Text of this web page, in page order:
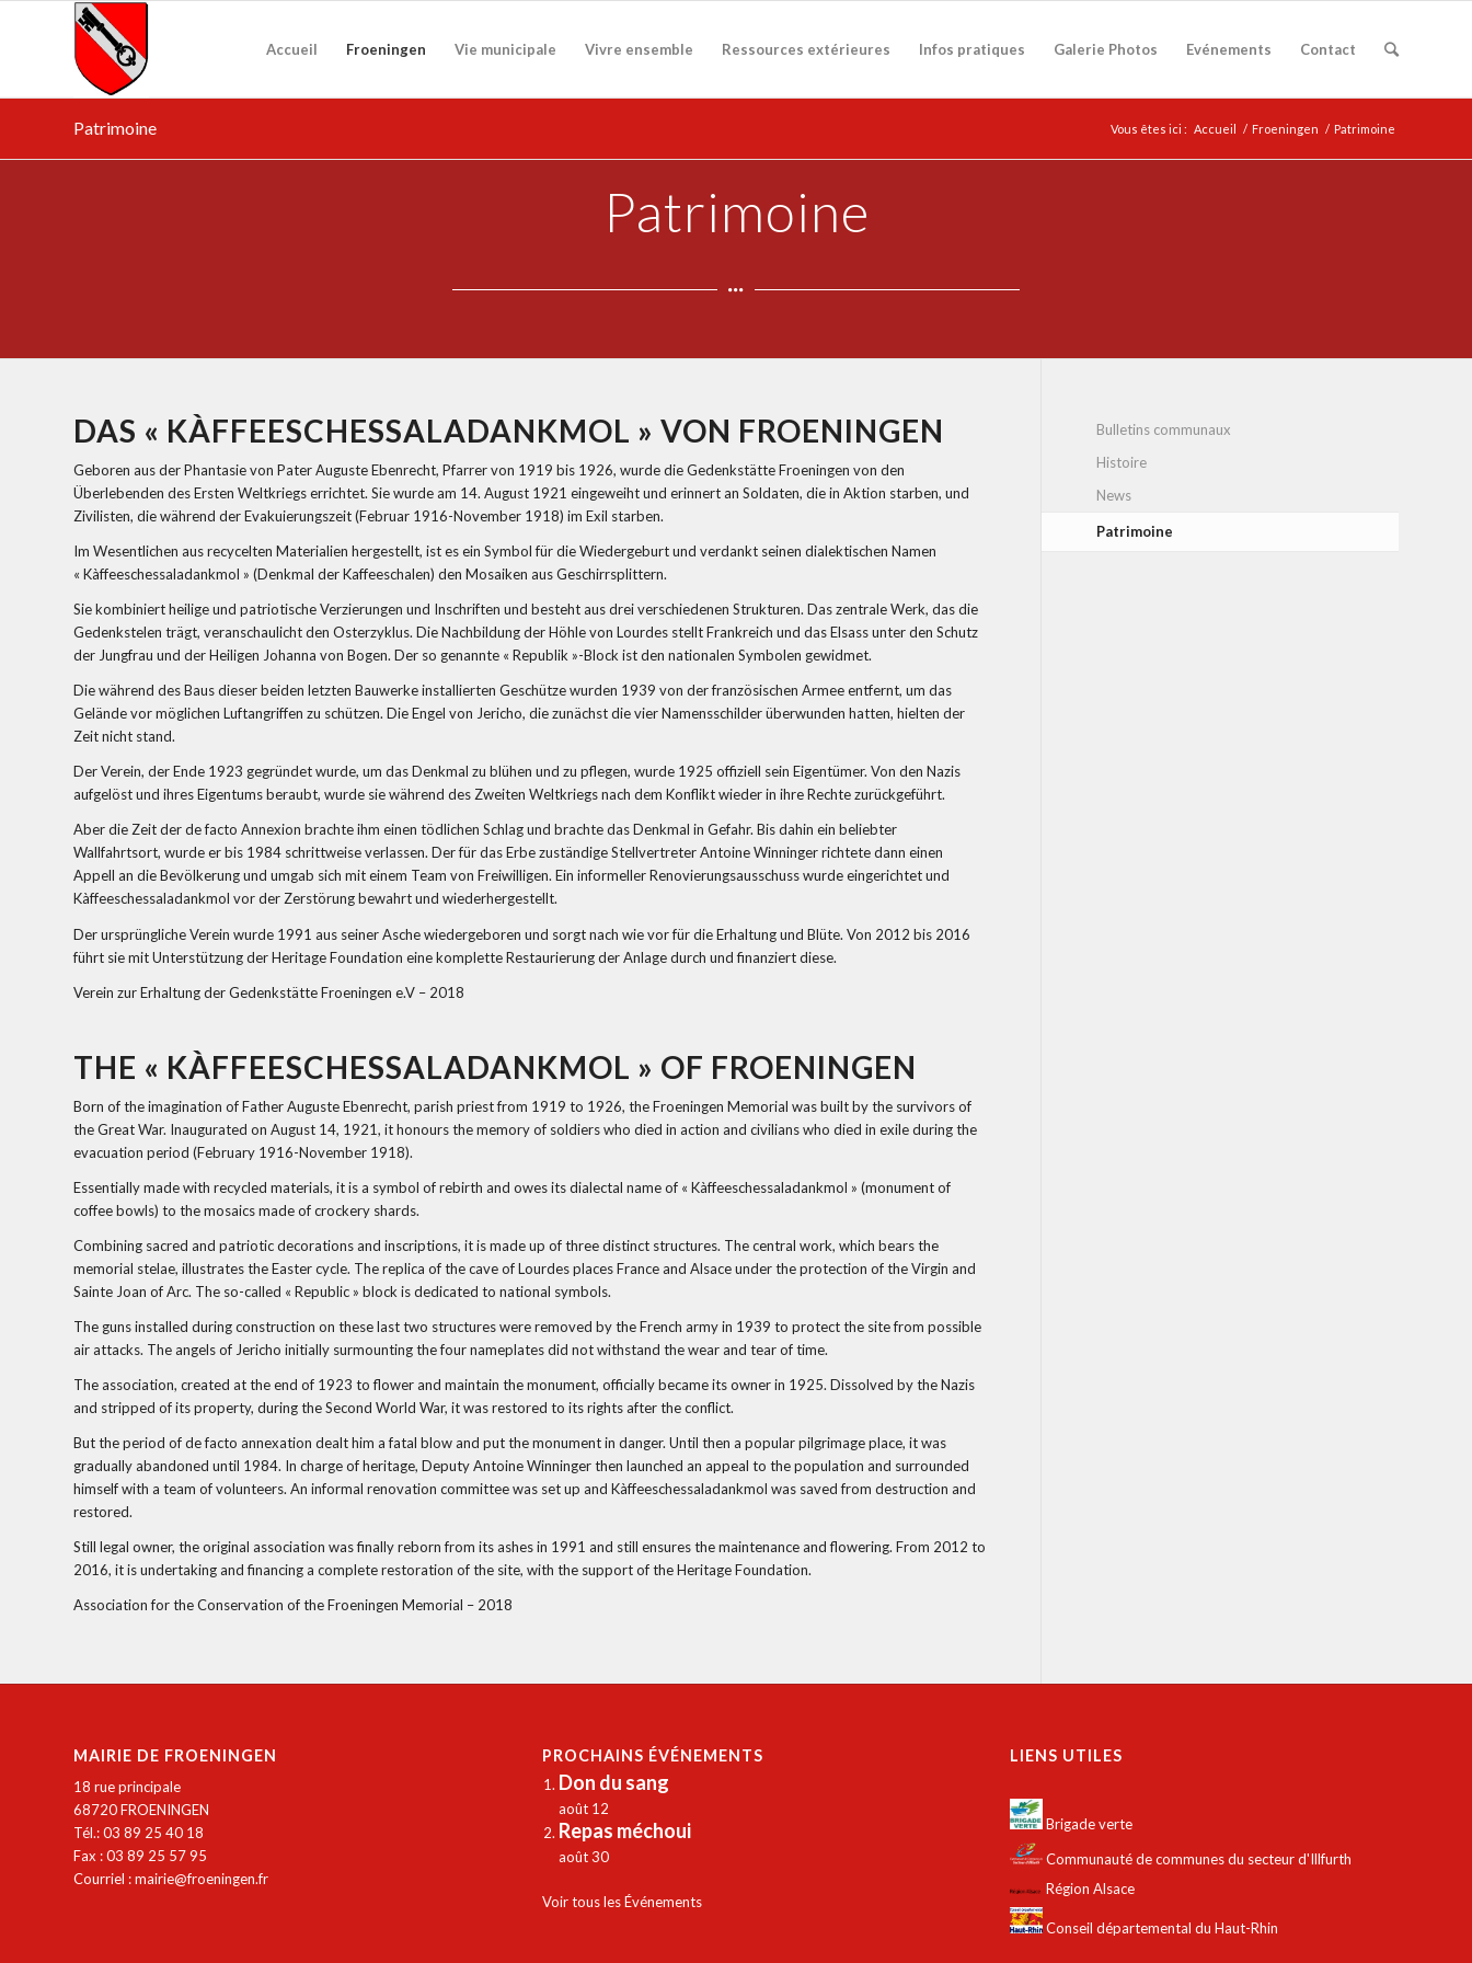
Accueil Froeningen Vie municipale Vivre ensemble Ressources extérieures Infos pratiques Galerie Photos Evénements Contact
Patrimoine Vous êtes ici : Accueil / Froeningen / Patrimoine
Patrimoine
DAS « KÀFFEESCHESSALADANKMOL » VON FROENINGEN
Geboren aus der Phantasie von Pater Auguste Ebenrecht, Pfarrer von 1919 bis 1926, wurde die Gedenkstätte Froeningen von den
Überlebenden des Ersten Weltkriegs errichtet. Sie wurde am 14. August 1921 eingeweiht und erinnert an Soldaten, die in Aktion starben, und
Zivilisten, die während der Evakuierungszeit (Februar 1916-November 1918) im Exil starben.
Im Wesentlichen aus recycelten Materialien hergestellt, ist es ein Symbol für die Wiedergeburt und verdankt seinen dialektischen Namen
« Kàffeeschessaladankmol » (Denkmal der Kaffeeschalen) den Mosaiken aus Geschirrsplittern.
Sie kombiniert heilige und patriotische Verzierungen und Inschriften und besteht aus drei verschiedenen Strukturen. Das zentrale Werk, das die
Gedenkstelen trägt, veranschaulicht den Osterzyklus. Die Nachbildung der Höhle von Lourdes stellt Frankreich und das Elsass unter den Schutz
der Jungfrau und der Heiligen Johanna von Bogen. Der so genannte « Republik »-Block ist den nationalen Symbolen gewidmet.
Die während des Baus dieser beiden letzten Bauwerke installierten Geschütze wurden 1939 von der französischen Armee entfernt, um das
Gelände vor möglichen Luftangriffen zu schützen. Die Engel von Jericho, die zunächst die vier Namensschilder überwunden hatten, hielten der
Zeit nicht stand.
Der Verein, der Ende 1923 gegründet wurde, um das Denkmal zu blühen und zu pflegen, wurde 1925 offiziell sein Eigentümer. Von den Nazis
aufgelöst und ihres Eigentums beraubt, wurde sie während des Zweiten Weltkriegs nach dem Konflikt wieder in ihre Rechte zurückgeführt.
Aber die Zeit der de facto Annexion brachte ihm einen tödlichen Schlag und brachte das Denkmal in Gefahr. Bis dahin ein beliebter
Wallfahrtsort, wurde er bis 1984 schrittweise verlassen. Der für das Erbe zuständige Stellvertreter Antoine Winninger richtete dann einen
Appell an die Bevölkerung und umgab sich mit einem Team von Freiwilligen. Ein informeller Renovierungsausschuss wurde eingerichtet und
Kàffeeschessaladankmol vor der Zerstörung bewahrt und wiederhergestellt.
Der ursprüngliche Verein wurde 1991 aus seiner Asche wiedergeboren und sorgt nach wie vor für die Erhaltung und Blüte. Von 2012 bis 2016
führt sie mit Unterstützung der Heritage Foundation eine komplette Restaurierung der Anlage durch und finanziert diese.
Verein zur Erhaltung der Gedenkstätte Froeningen e.V – 2018
THE « KÀFFEESCHESSALADANKMOL » OF FROENINGEN
Born of the imagination of Father Auguste Ebenrecht, parish priest from 1919 to 1926, the Froeningen Memorial was built by the survivors of
the Great War. Inaugurated on August 14, 1921, it honours the memory of soldiers who died in action and civilians who died in exile during the
evacuation period (February 1916-November 1918).
Essentially made with recycled materials, it is a symbol of rebirth and owes its dialectal name of « Kàffeeschessaladankmol » (monument of
coffee bowls) to the mosaics made of crockery shards.
Combining sacred and patriotic decorations and inscriptions, it is made up of three distinct structures. The central work, which bears the
memorial stelae, illustrates the Easter cycle. The replica of the cave of Lourdes places France and Alsace under the protection of the Virgin and
Sainte Joan of Arc. The so-called « Republic » block is dedicated to national symbols.
The guns installed during construction on these last two structures were removed by the French army in 1939 to protect the site from possible
air attacks. The angels of Jericho initially surmounting the four nameplates did not withstand the wear and tear of time.
The association, created at the end of 1923 to flower and maintain the monument, officially became its owner in 1925. Dissolved by the Nazis
and stripped of its property, during the Second World War, it was restored to its rights after the conflict.
But the period of de facto annexation dealt him a fatal blow and put the monument in danger. Until then a popular pilgrimage place, it was
gradually abandoned until 1984. In charge of heritage, Deputy Antoine Winninger then launched an appeal to the population and surrounded
himself with a team of volunteers. An informal renovation committee was set up and Kàffeeschessaladankmol was saved from destruction and
restored.
Still legal owner, the original association was finally reborn from its ashes in 1991 and still ensures the maintenance and flowering. From 2012 to
2016, it is undertaking and financing a complete restoration of the site, with the support of the Heritage Foundation.
Association for the Conservation of the Froeningen Memorial – 2018
Bulletins communaux
Histoire
News
Patrimoine
MAIRIE DE FROENINGEN
18 rue principale
68720 FROENINGEN
Tél.: 03 89 25 40 18
Fax : 03 89 25 57 95
Courriel :mairie@froeningen.fr
PROCHAINS ÉVÉNEMENTS
Don du sang
août 12
Repas méchoui
août 30
Voir tous les Événements
LIENS UTILES
Brigade verte
Communauté de communes du secteur d'Illfurth
Région Alsace
Conseil départemental du Haut-Rhin